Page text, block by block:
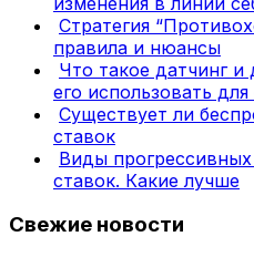
Стратегия
правила и нюансы
Что такое датчинг и
его использовать для
Существует ли
ставок
Виды
ставок. Какие лучше
Свежие новости